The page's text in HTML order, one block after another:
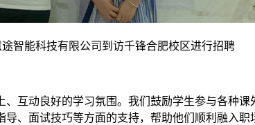
能科技有限公司到访千锋合肥校区进行招聘
动良好的学习氛围。我们鼓励学生参与各种课
、面试技巧等方面的支持，帮助他们顺利融入职